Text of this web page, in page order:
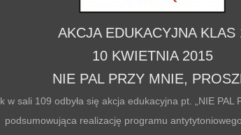
AKCJA EDUKACYJNA KLAS
10 KWIETNIA 2015
NIE PAL PRZY MNIE,
w sali 109 odbyła się akcja edukacyjna pt. „NIE PAL
podsumowująca realizację programu